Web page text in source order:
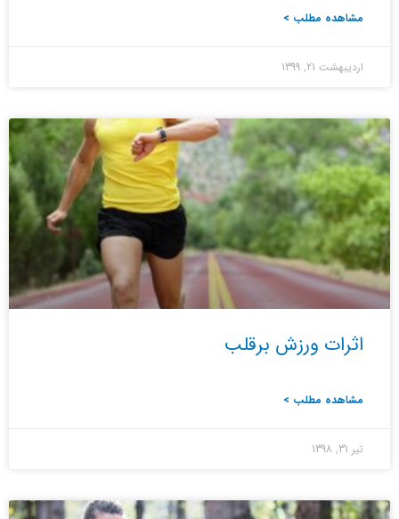
مشاهده مطلب >
اردیبهشت 21, 1399
اثرات ورزش برقلب
مشاهده مطلب >
تیر 31, 1398